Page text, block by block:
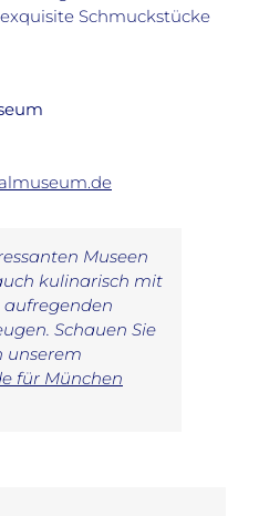
Schmuckstücke
Museen
kulinarisch mit
aufregenden
Schauen Sie
unserem
für München